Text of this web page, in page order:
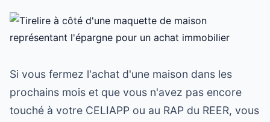
Si vous fermez l'achat d'une maison dans les
prochains mois et que vous n'avez pas encore
touché à votre CELIAPP ou au RAP du REER, vous